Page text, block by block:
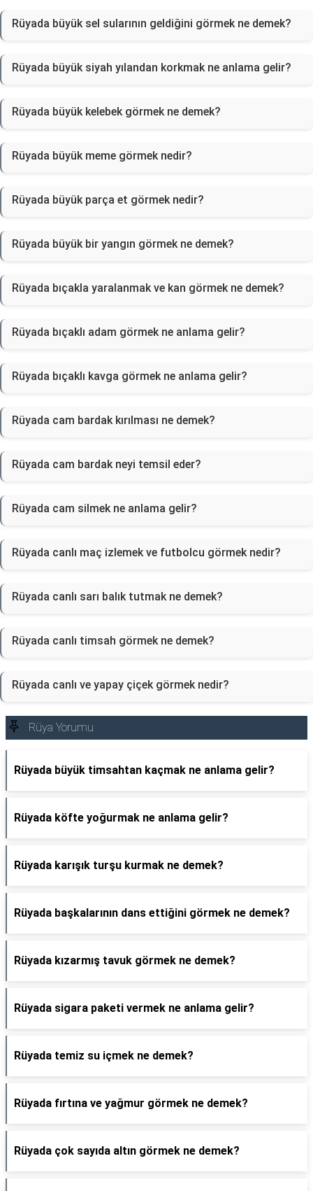
Rüyada büyük sel sularının geldiğini görmek ne demek?
Rüyada büyük siyah yılandan korkmak ne anlama gelir?
Rüyada büyük kelebek görmek ne demek?
Rüyada büyük meme görmek nedir?
Rüyada büyük parça et görmek nedir?
Rüyada büyük bir yangın görmek ne demek?
Rüyada bıçakla yaralanmak ve kan görmek ne demek?
Rüyada bıçaklı adam görmek ne anlama gelir?
Rüyada bıçaklı kavga görmek ne anlama gelir?
Rüyada cam bardak kırılması ne demek?
Rüyada cam bardak neyi temsil eder?
Rüyada cam silmek ne anlama gelir?
Rüyada canlı maç izlemek ve futbolcu görmek nedir?
Rüyada canlı sarı balık tutmak ne demek?
Rüyada canlı timsah görmek ne demek?
Rüyada canlı ve yapay çiçek görmek nedir?
Rüya Yorumu
Rüyada büyük timsahtan kaçmak ne anlama gelir?
Rüyada köfte yoğurmak ne anlama gelir?
Rüyada karışık turşu kurmak ne demek?
Rüyada başkalarının dans ettiğini görmek ne demek?
Rüyada kızarmış tavuk görmek ne demek?
Rüyada sigara paketi vermek ne anlama gelir?
Rüyada temiz su içmek ne demek?
Rüyada fırtına ve yağmur görmek ne demek?
Rüyada çok sayıda altın görmek ne demek?